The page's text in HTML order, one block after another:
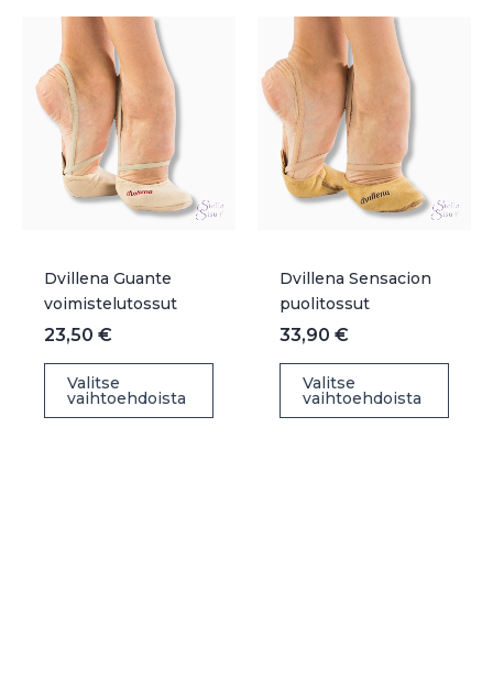
Dvillena Guante
voimistelutossut
23,50 €
Valitse
vaihtoehdoista
Tällä
tuotteella
Dvillena Sensacion
puolitossut
33,90 €
Valitse
vaihtoehdoista
Tällä